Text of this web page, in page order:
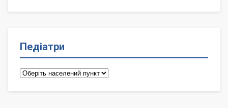
Педіатри
Педіатри